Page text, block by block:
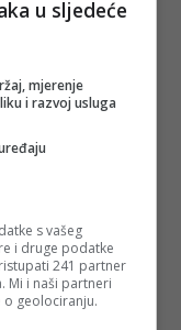
TwitteriFacebook
u sljedeće
mjerenje
i razvoj usluga
s vašeg
i druge podatke
241 partner
Mi i naši partneri
geolociranju.